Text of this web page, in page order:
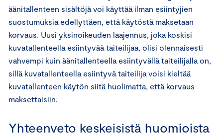
äänitallenteen sisältöjä voi käyttää ilman esiintyjien
suostumuksia edellyttäen, että käytöstä maksetaan
korvaus. Uusi yksinoikeuden laajennus, joka koskisi
kuvatallenteella esiintyvää taiteilijaa, olisi olennaisesti
vahvempi kuin äänitallenteella esiintyvällä taiteilijalla on,
sillä kuvatallenteella esiintyvä taiteilija voisi kieltää
kuvatallenteen käytön siitä huolimatta, että korvaus
maksettaisiin.
Yhteenveto keskeisistä huomioista